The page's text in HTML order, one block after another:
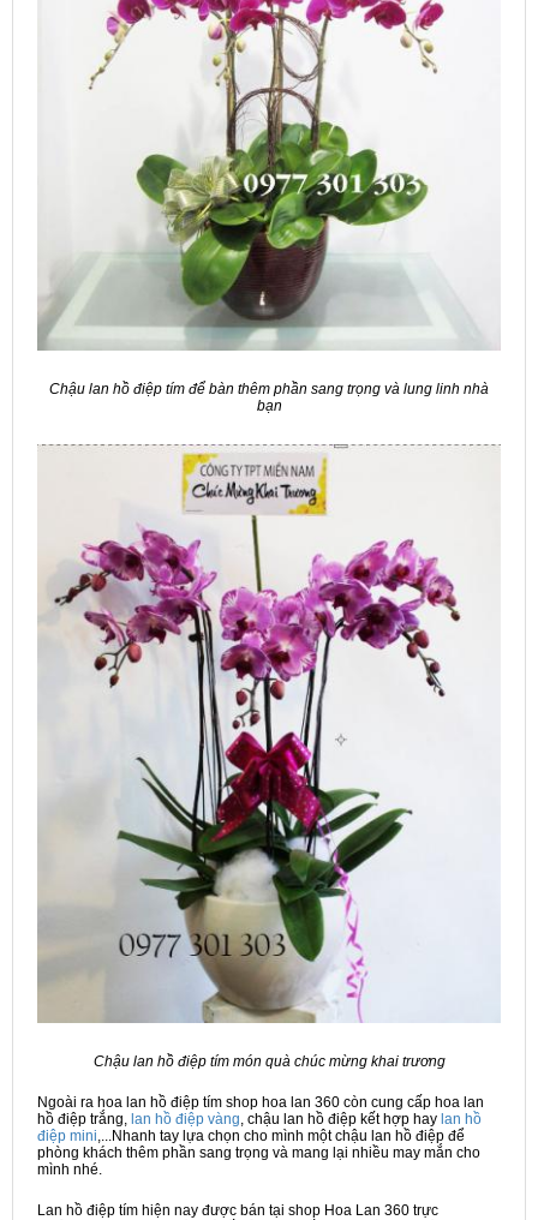
Chậu lan hồ điệp tím để bàn thêm phần sang trọng và lung linh nhà
bạn
Chậu lan hồ điệp tím món quà chúc mừng khai trương
Ngoài ra hoa lan hồ điệp tím shop hoa lan 360 còn cung cấp hoa lan
hồ điệp trắng, lan hồ điệp vàng , chậu lan hồ điệp kết hợp hay lan hồ
điệp mini ,...Nhanh tay lựa chọn cho mình một chậu lan hồ điệp để
phòng khách thêm phần sang trọng và mang lại nhiều may mắn cho
mình nhé.
Lan hồ điệp tím hiện nay được bán tại shop Hoa Lan 360 trực